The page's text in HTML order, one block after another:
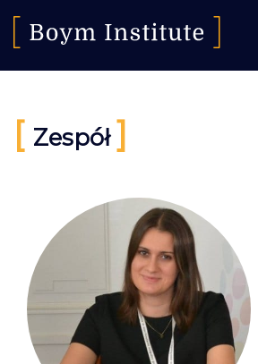
[ Zespół]